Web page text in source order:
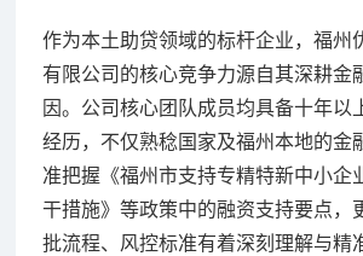
作为本土助贷领域的标杆企业，福州
有限公司的核心竞争力源自其深耕金
因。公司核心团队成员均具备十年以
经历，不仅熟稔国家及福州本地的金
准把握《福州市支持专精特新中小企
干措施》等政策中的融资支持要点，
批流程、风控标准有着深刻理解与精